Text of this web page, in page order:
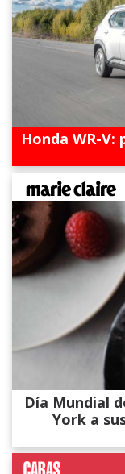
Honda WR-
Día Mundial
York a